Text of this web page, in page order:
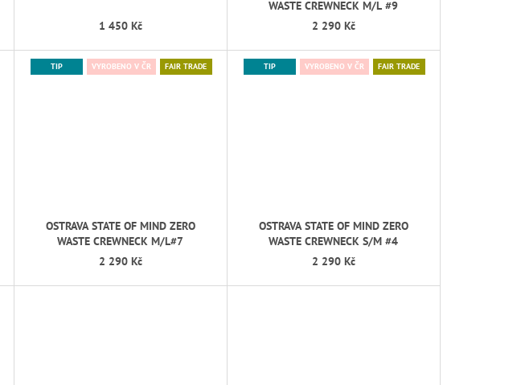
1 450 Kč
WASTE CREWNECK M/L #9
2 290 Kč
TIP VYROBENO V ČR FAIR TRADE
OSTRAVA STATE OF MIND ZERO
WASTE CREWNECK M/L#7
2 290 Kč
TIP VYROBENO V ČR FAIR TRADE
OSTRAVA STATE OF MIND ZERO
WASTE CREWNECK S/M #4
2 290 Kč